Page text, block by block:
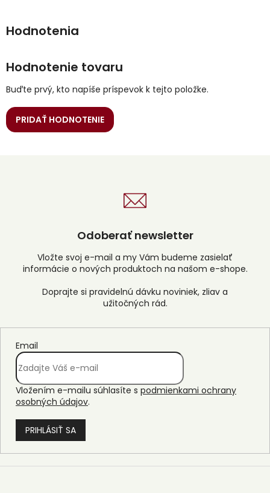
Hodnotenie tovaru
Buďte prvý, kto napíše príspevok k tejto položke.
PRIDAŤ HODNOTENIE
Odoberať newsletter
Vložte svoj e-mail a my Vám budeme zasielať
informácie o nových produktoch na našom e-shope.
Email
Vložením e-mailu súhlasíte s podmienkami ochrany
osobných údajov.
PRIHLÁSIŤ SA
Z